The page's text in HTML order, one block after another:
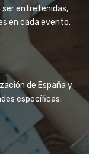
ser entretenidas,
en cada evento.
de España y
específicas.